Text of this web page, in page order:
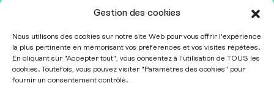
Gestion des cookies
Nous utilisons des cookies sur notre site Web pour vous offrir l'expérience
la plus pertinente en mémorisant vos préférences et vos visites répétées.
En cliquant sur "Accepter tout", vous consentez à l'utilisation de TOUS les
cookies. Toutefois, vous pouvez visiter "Paramètres des cookies" pour
fournir un consentement contrôlé.
Exposer
Espace presse
Conférences et ateliers